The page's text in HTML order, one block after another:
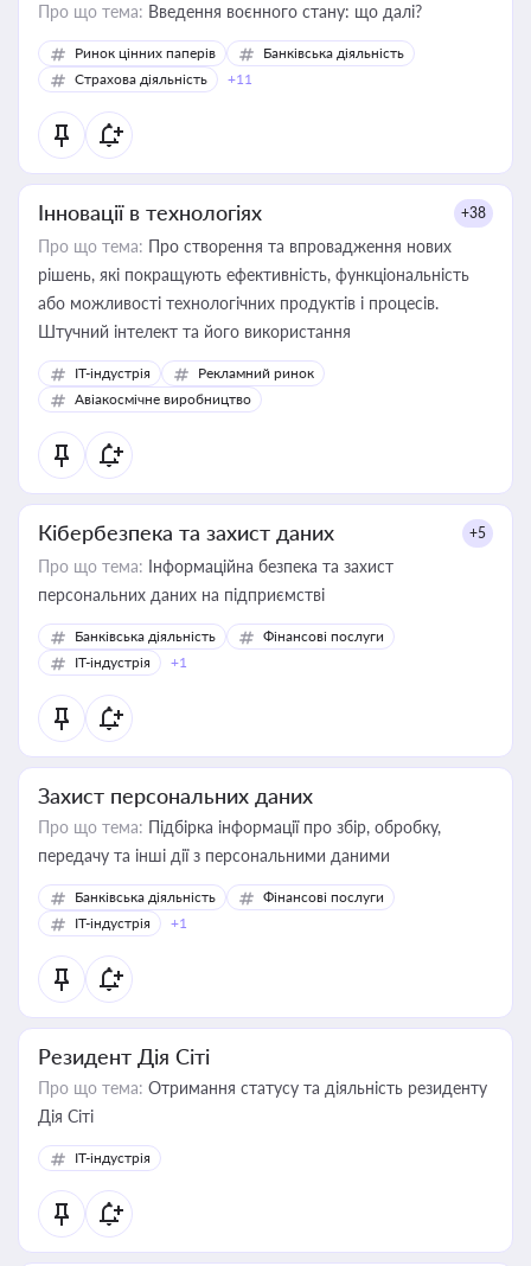
Про що тема: Введення воєнного стану: що далі?
Ринок цінних паперів
Банківська діяльність
Страхова діяльність
+11
Інновації в технологіях +38
Про що тема: Про створення та впровадження нових
рішень, які покращують ефективність, функціональність
або можливості технологічних продуктів і процесів.
Штучний інтелект та його використання
IT-індустрія
Рекламний ринок
Авіакосмічне виробництво
Кібербезпека та захист даних +5
Про що тема: Інформаційна безпека та захист
персональних даних на підприємстві
Банківська діяльність
Фінансові послуги
IT-індустрія
+1
Захист персональних даних
Про що тема: Підбірка інформації про збір, обробку,
передачу та інші дії з персональними даними
Банківська діяльність
Фінансові послуги
IT-індустрія
+1
Резидент Дія Сіті
Про що тема: Отримання статусу та діяльність резиденту
Дія Сіті
IT-індустрія